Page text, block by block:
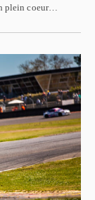
plein coeur…